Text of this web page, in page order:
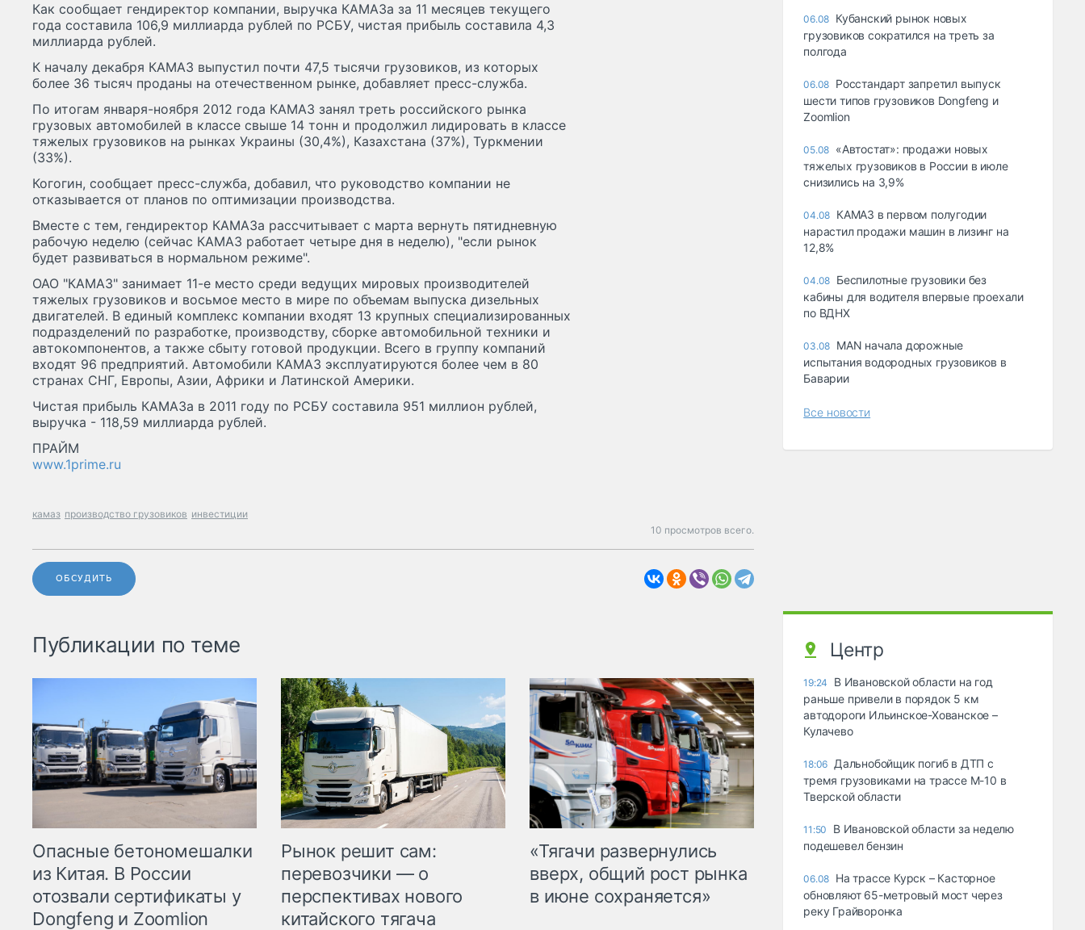
Как сообщает гендиректор компании, выручка КАМАЗа за 11 месяцев текущего
года составила 106,9 миллиарда рублей по РСБУ, чистая прибыль составила 4,3
миллиарда рублей.
К началу декабря КАМАЗ выпустил почти 47,5 тысячи грузовиков, из которых
более 36 тысяч проданы на отечественном рынке, добавляет пресс-служба.
По итогам января-ноября 2012 года КАМАЗ занял треть российского рынка
грузовых автомобилей в классе свыше 14 тонн и продолжил лидировать в классе
тяжелых грузовиков на рынках Украины (30,4%), Казахстана (37%), Туркмении
(33%).
Когогин, сообщает пресс-служба, добавил, что руководство компании не
отказывается от планов по оптимизации производства.
Вместе с тем, гендиректор КАМАЗа рассчитывает с марта вернуть пятидневную
рабочую неделю (сейчас КАМАЗ работает четыре дня в неделю), "если рынок
будет развиваться в нормальном режиме".
ОАО "КАМАЗ" занимает 11-е место среди ведущих мировых производителей
тяжелых грузовиков и восьмое место в мире по объемам выпуска дизельных
двигателей. В единый комплекс компании входят 13 крупных специализированных
подразделений по разработке, производству, сборке автомобильной техники и
автокомпонентов, а также сбыту готовой продукции. Всего в группу компаний
входят 96 предприятий. Автомобили КАМАЗ эксплуатируются более чем в 80
странах СНГ, Европы, Азии, Африки и Латинской Америки.
Чистая прибыль КАМАЗа в 2011 году по РСБУ составила 951 миллион рублей,
выручка - 118,59 миллиарда рублей.
ПРАЙМ
www.1prime.ru
камаз производство грузовиков инвестиции
10 просмотров всего.
ОБСУДИТЬ
Публикации по теме
Опасные бетономешалки
из Китая. В России
отозвали сертификаты у
Dongfeng и Zoomlion
Рынок решит сам:
перевозчики — о
перспективах нового
китайского тягача
«Тягачи развернулись
вверх, общий рост рынка
в июне сохраняется»
06.08 Кубанский рынок новых
грузовиков сократился на треть за
полгода
06.08 Росстандарт запретил выпуск
шести типов грузовиков Dongfeng и
Zoomlion
05.08 «Автостат»: продажи новых
тяжелых грузовиков в России в июле
снизились на 3,9%
04.08 КАМАЗ в первом полугодии
нарастил продажи машин в лизинг на
12,8%
04.08 Беспилотные грузовики без
кабины для водителя впервые проехали
по ВДНХ
03.08 MAN начала дорожные
испытания водородных грузовиков в
Баварии
Все новости
Центр
19:24
В Ивановской области на год
раньше привели в порядок 5 км
автодороги Ильинское-Хованское –
Кулачево
18:06 Дальнобойщик погиб в ДТП с
тремя грузовиками на трассе М-10 в
Тверской области
11:50
В Ивановской области за неделю
подешевел бензин
06.08 На трассе Курск – Касторное
обновляют 65-метровый мост через
реку Грайворонка